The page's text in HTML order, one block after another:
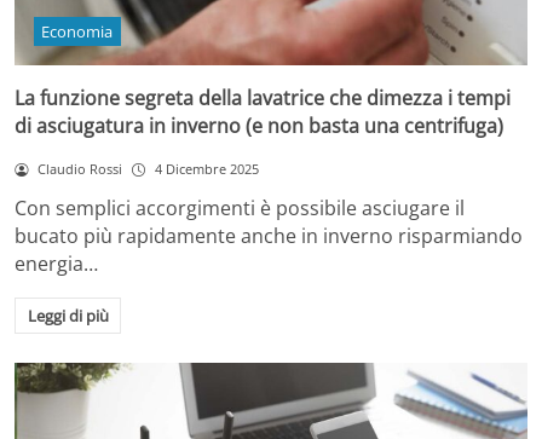
Economia
La funzione segreta della lavatrice che dimezza i tempi
di asciugatura in inverno (e non basta una centrifuga)
Claudio Rossi 4 Dicembre 2025
Con semplici accorgimenti è possibile asciugare il
bucato più rapidamente anche in inverno risparmiando
energia…
Leggi di più